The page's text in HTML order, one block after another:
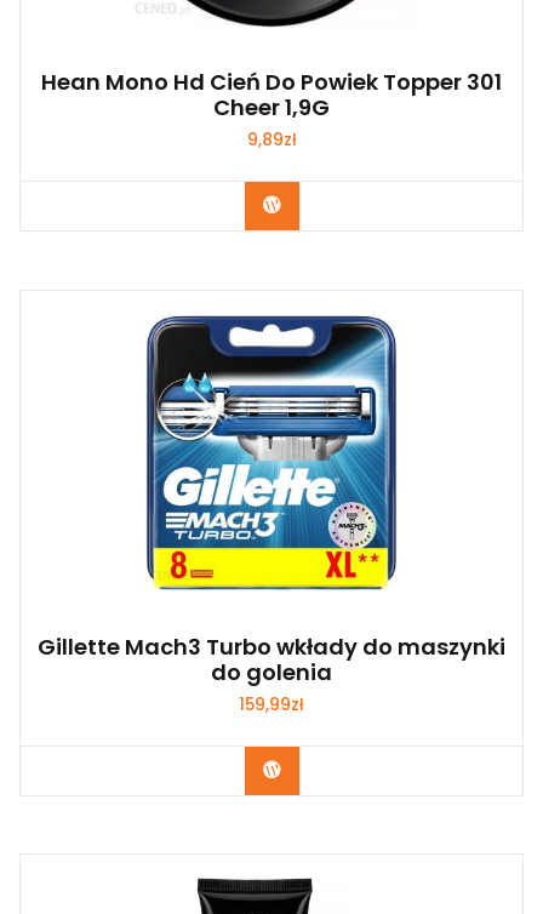
Hean Mono Hd Cień Do Powiek Topper 301
Cheer 1,9G
9,89zł
Zobacz
Gillette Mach3 Turbo wkłady do maszynki
do golenia
159,99zł
Zobacz